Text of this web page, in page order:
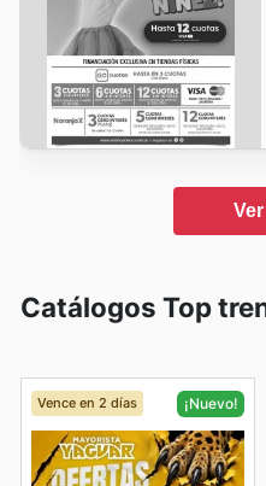
Catálogos Top
Vence en 2 días ¡Nuevo!